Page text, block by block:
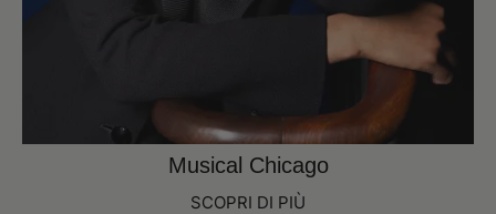
Musical Chicago
SCOPRI DI PIÙ